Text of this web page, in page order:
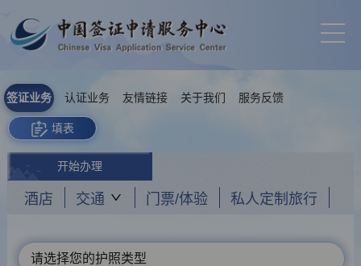
签证业务 认证业务 友情链接 关于我们 服务反馈
填表
开始办理
酒店 交通 门票/体验 私人定制旅行
请选择您的护照类型